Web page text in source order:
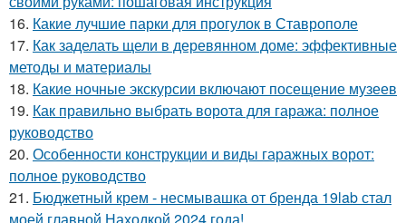
16. Какие лучшие парки для прогулок в Ставрополе
17. Как заделать щели в деревянном доме: эффективные
методы и материалы
18. Какие ночные экскурсии включают посещение музеев
19. Как правильно выбрать ворота для гаража: полное
руководство
20. Особенности конструкции и виды гаражных ворот:
полное руководство
21. Бюджетный крем - несмывашка от бренда 19lab стал